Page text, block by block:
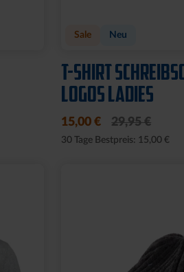
Sale Neu
T-SHIRT
LOGOS LADIES
15,00 € 29,95 €
30 Tage Bestpreis: 15,00 €